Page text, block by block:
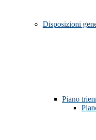
Disposizioni
Piano